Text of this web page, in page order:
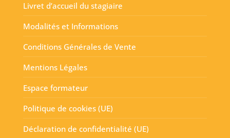
Livret d’accueil du stagiaire
Modalités et Informations
Conditions Générales de Vente
Mentions Légales
Espace formateur
Politique de cookies (UE)
Déclaration de confidentialité (UE)